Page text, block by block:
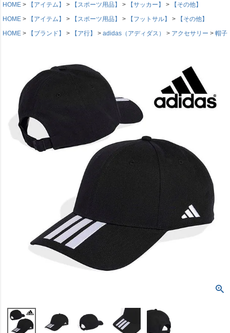
HOME
【アイテム】 【スポーツ用品】 【サッカー】
【その他】
HOME
【アイテム】 【スポーツ用品】 【フットサル】
【その他】
HOME
【ブランド】 【ア行】 adidas（アディダス） アクセサリー 帽子